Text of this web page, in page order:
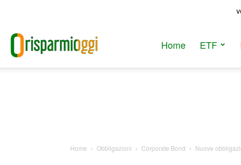
Home ETF
Home Obbligazioni Corporate Bond Nuove